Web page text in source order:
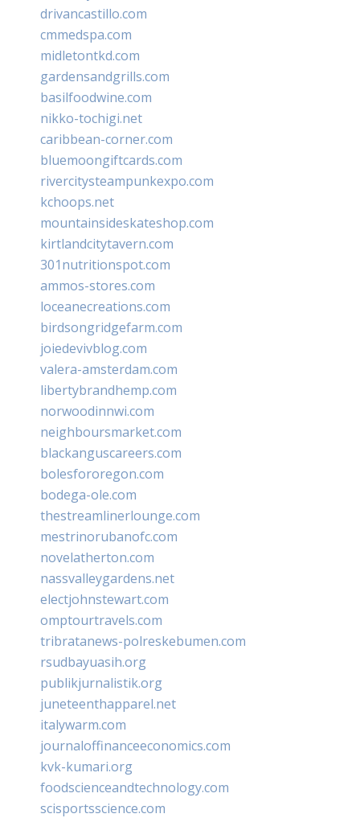
drivancastillo.com
cmmedspa.com
midletontkd.com
gardensandgrills.com
basilfoodwine.com
nikko-tochigi.net
caribbean-corner.com
bluemoongiftcards.com
rivercitysteampunkexpo.com
kchoops.net
mountainsideskateshop.com
kirtlandcitytavern.com
301nutritionspot.com
ammos-stores.com
loceanecreations.com
birdsongridgefarm.com
joiedevivblog.com
valera-amsterdam.com
libertybrandhemp.com
norwoodinnwi.com
neighboursmarket.com
blackanguscareers.com
bolesfororegon.com
bodega-ole.com
thestreamlinerlounge.com
mestrinorubanofc.com
novelatherton.com
nassvalleygardens.net
electjohnstewart.com
omptourtravels.com
tribratanews-polreskebumen.com
rsudbayuasih.org
publikjurnalistik.org
juneteenthapparel.net
italywarm.com
journaloffinanceeconomics.com
kvk-kumari.org
foodscienceandtechnology.com
scisportsscience.com